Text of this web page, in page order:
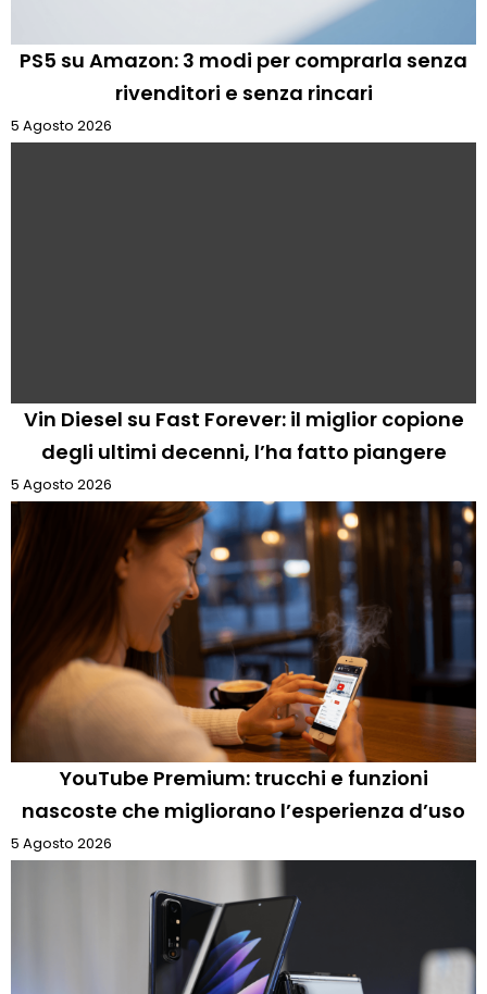
PS5 su Amazon: 3 modi per comprarla senza
rivenditori e senza rincari
5 Agosto 2026
Vin Diesel su Fast Forever: il miglior copione
degli ultimi decenni, l’ha fatto piangere
5 Agosto 2026
YouTube Premium: trucchi e funzioni
nascoste che migliorano l’esperienza d’uso
5 Agosto 2026